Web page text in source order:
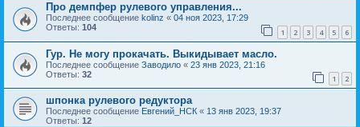
Про демпфер рулевого управления...
Последнее сообщение kolinz « 04 ноя 2023, 17:29
Ответы: 104 1 2 3 4 5 6
Гур. Не могу прокачать. Выкидывает масло.
Последнее сообщение Заводило « 23 янв 2023, 21:16
Ответы: 32 1 2
шпонка рулевого редуктора
Последнее сообщение Евгений_НСК « 13 янв 2023, 19:37
Ответы: 12